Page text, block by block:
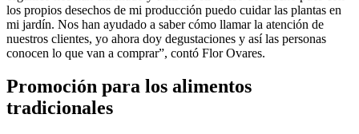
los propios desechos de mi producción puedo cuidar las plantas en
mi jardín. Nos han ayudado a saber cómo llamar la atención de
nuestros clientes, yo ahora doy degustaciones y así las personas
conocen lo que van a comprar”, contó Flor Ovares.
Promoción para los alimentos
tradicionales